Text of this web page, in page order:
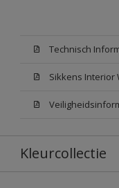
Technisch
Kleurcollectie